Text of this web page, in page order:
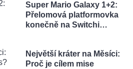
Super Mario Galaxy 1+2:
Přelomová platformovka
konečně na Switchi…
Největší kráter na Měsíci:
Proč je cílem mise